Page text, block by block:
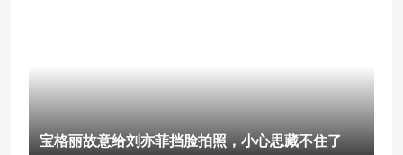
宝格丽故意给刘亦菲挡脸拍照，小心思藏不住了